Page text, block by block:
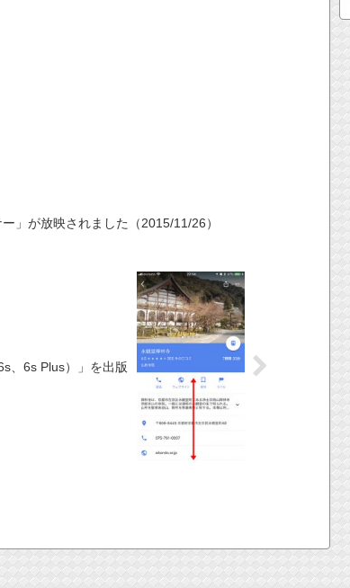
」が放映されました（2015/11/26）
、6s Plus）」を出版